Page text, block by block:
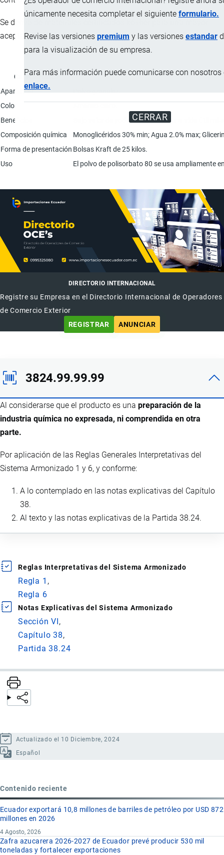
únicamente necesita completar el siguiente formulario.
Revise las versiones premium y las versiones estandar
para la visualización de su empresa.
Para más información puede comunicarse con nosotros
enlace.
CERRAR
Se deriva de materiales certificados kosher para una mayor
aceptación de uso.
Característica
Apariencia
Color
Beneficios
Bajo valor de yodo que confiere una vida útil
Composición química
Monoglicéridos 30% min; Agua 2.0% max;
Forma de presentación Bolsas Kraft de 25 kilos.
Uso
El polvo de polisorbato 80 se usa ampliamente
DIRECTORIO INTERNACIONAL
Registre su Empresa en el Directorio Internacional de Operadores
de Comercio Exterior
REGISTRAR
ANUNCIAR
3824.99.99.99
Al considerarse que el producto es una preparación de la
industria química no expresada, ni comprendida en otra
parte.
Por aplicación de las Reglas Generales Interpretativas del
Sistema Armonizado 1 y 6, y conforme:
A lo contemplado en las notas explicativas del Capítulo
38.
Al texto y las notas explicativas de la Partida 38.24.
Reglas Interpretativas del Sistema Armonizado
Regla 1
Regla 6
Notas Explicativas del Sistema Armonizado
Sección VI
Capítulo 38
Partida 38.24
Actualizado el 10 Diciembre, 2024
Español
Contenido reciente
Ecuador exportará 10,8 millones de barriles de petróleo por USD 872
millones en 2026
4 Agosto, 2026
Zafra azucarera 2026-2027 de Ecuador prevé producir 530 mil
toneladas y fortalecer exportaciones